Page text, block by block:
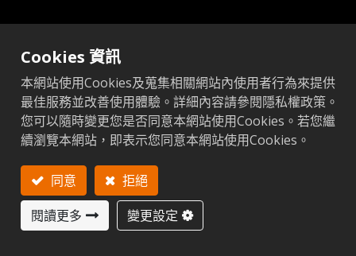
公制 英制
加入比較 添加至比較
項目
射出型式
Cookies 資訊
本網站使用Cookies及蒐集相關網站內使用者行為來提供
最佳服務並改善使用體驗。詳細內容請參閱隱私權政策。
您可以隨時變更您是否同意本網站使用Cookies。若您繼
續瀏覽本網站，即表示您同意本網站使用Cookies。
同意
拒絕
閱讀更多
變更設定